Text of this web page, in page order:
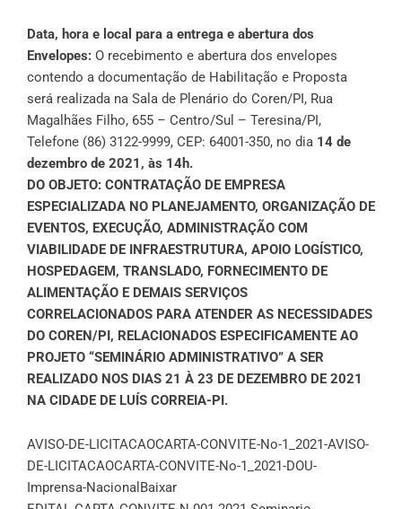
Data, hora e local para a entrega e abertura dos
Envelopes: O recebimento e abertura dos envelopes
contendo a documentação de Habilitação e Proposta
será realizada na Sala de Plenário do Coren/PI, Rua
Magalhães Filho, 655 – Centro/Sul – Teresina/PI,
Telefone (86) 3122-9999, CEP: 64001-350, no dia 14 de
dezembro de 2021, às 14h.
DO OBJETO: CONTRATAÇÃO DE EMPRESA
ESPECIALIZADA NO PLANEJAMENTO, ORGANIZAÇÃO DE
EVENTOS, EXECUÇÃO, ADMINISTRAÇÃO COM
VIABILIDADE DE INFRAESTRUTURA, APOIO LOGÍSTICO,
HOSPEDAGEM, TRANSLADO, FORNECIMENTO DE
ALIMENTAÇÃO E DEMAIS SERVIÇOS
CORRELACIONADOS PARA ATENDER AS NECESSIDADES
DO COREN/PI, RELACIONADOS ESPECIFICAMENTE AO
PROJETO “SEMINÁRIO ADMINISTRATIVO” A SER
REALIZADO NOS DIAS 21 À 23 DE DEZEMBRO DE 2021
NA CIDADE DE LUÍS CORREIA-PI.
AVISO-DE-LICITACAOCARTA-CONVITE-No-1_2021-AVISO-
DE-LICITACAOCARTA-CONVITE-No-1_2021-DOU-
Imprensa-Nacional Baixar